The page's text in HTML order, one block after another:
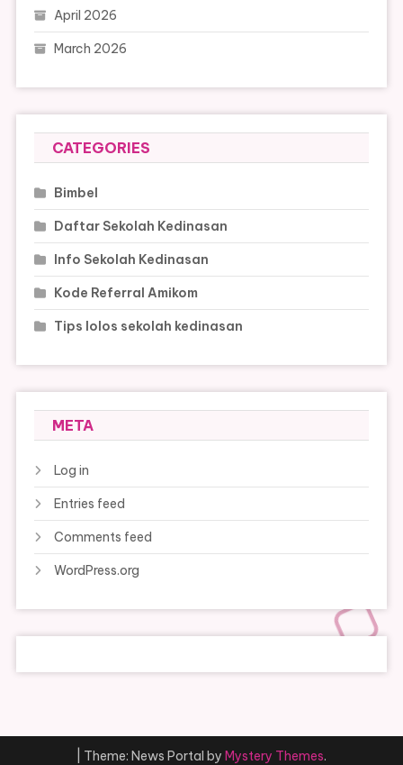
April 2026
March 2026
CATEGORIES
Bimbel
Daftar Sekolah Kedinasan
Info Sekolah Kedinasan
Kode Referral Amikom
Tips lolos sekolah kedinasan
META
Log in
Entries feed
Comments feed
WordPress.org
Theme: News Portal by Mystery Themes.